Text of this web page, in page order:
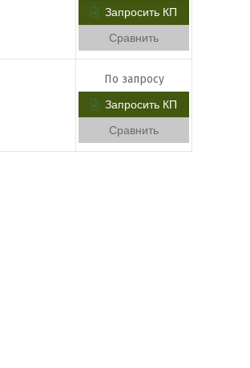
Запросить КП
Сравнить
По запросу
Запросить КП
Сравнить